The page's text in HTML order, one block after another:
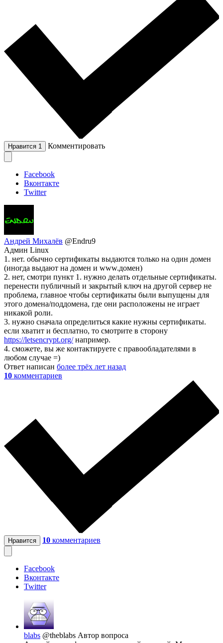
Нравится 1 Комментировать
Facebook
Вконтакте
Twitter
Андрей Михалёв @Endru9
Админ Linux
1. нет. обычно сертификаты выдаются только на один домен
(иногда выдают на домен и www.домен)
2. нет, смотри пункт 1. нужно делать отдельные сертификаты.
перенести публичный и закрытый ключ на другой сервер не
проблема, главное чтобы сертификаты были выпущены для
этого домена/поддомена, где они расположены не играет
никакой роли.
3. нужно сначала определиться какие нужны сертификаты.
если хватит и бесплатно, то смотрите в сторону
https://letsencrypt.org/например.
4. сможете, вы же контактируете с правообладателями в
любом случае =)
Ответ написан более трёх лет назад
10 комментариев
Нравится 10 комментариев
Facebook
Вконтакте
Twitter
blabs @theblabs Автор вопроса